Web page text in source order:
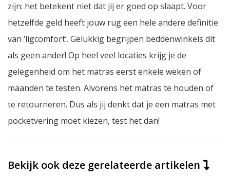
zijn: het betekent niet dat jij er goed op slaapt. Voor
hetzelfde geld heeft jouw rug een hele andere definitie
van ‘ligcomfort’. Gelukkig begrijpen beddenwinkels dit
als geen ander! Op heel veel locaties krijg je de
gelegenheid om het matras eerst enkele weken of
maanden te testen. Alvorens het matras te houden of
te retourneren. Dus als jij denkt dat je een matras met
pocketvering moet kiezen, test het dan!
Bekijk ook deze gerelateerde artikelen